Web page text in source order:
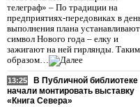
телеграф» – По традиции на
предприятиях-передовиках в
выполнения плана устанавливают
символ Нового года – елку и
зажигают на ней гирлянды. Таким
образом…
13:25
В Публичной библиотеке
начали монтировать выставку
«Книга Севера»